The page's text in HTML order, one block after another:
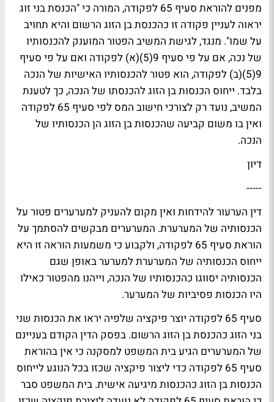
מפנים להוראת סעיף 65 לפקודה, המורה כי "הכנסת בני זוג
יראוה לעניין פקודה זו כהכנסת בן הזוג הרשום והיא תחויב
על שמו". מנגד, לגישת המשיב הפטור המוענק להכנסותיו
של נכה, אם על פי סעיף 9(5)(א) לפקודה ואם על פי סעיף
9(5)(ב) לפקודה, הוא פטור להכנסותיו האישיות של הנכה
בלבד. ייחוס הכנסות בן הזוג להכנסתו של הנכה, כך לטענת
המשיב, נועד רק לצורכי חישוב המס לפי סעיף 65 לפקודה
ואין בו משום קביעה שהכנסות בן הזוג הן הכנסותיו של
הנכה.
דיון
-----
דין הערעור להידחות ואין מקום להעניק למערערים פטור על
הכנסותיה של המערערת. המערערים מבקשים להסתמך על
הוראת סעיף 65 לפקודה, ולקבוע כי משמעות הוראה זו היא
ייחוס הכנסותיה של המערערת למערער באופן שגם
הכנסותיה יסווגו כהכנסותיו של הנכה, וייהנו מהפטור כאילו
היו הכנסות פסיביות של המערער.
סעיף 65 לפקודה יוצר פיקציה שלפיה יראו את הכנסות שני
בני הזוג כהכנסת בן הזוג הרשום. בפסק הדין הקודם בעניינם
של המערערים הגיע בית המשפט למסקנה כי אין בהוראת
סעיף 65 לפקודה כדי ליצור פיקציה שכזו בכל הנוגע לייחוס
הכנסות בן הזוג כהכנסות מיגיעה אישית. בית המשפט סבר